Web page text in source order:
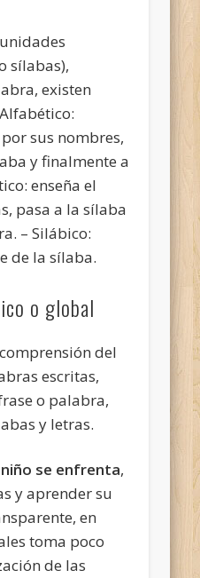
sílabas),
existen
sus nombres,
y finalmente a
enseña el
pasa a la sílaba
– Silábico:
de la sílaba.
o global
del
escritas,
o palabra,
y letras.
se enfrenta,
y aprender su
en
toma poco
de las